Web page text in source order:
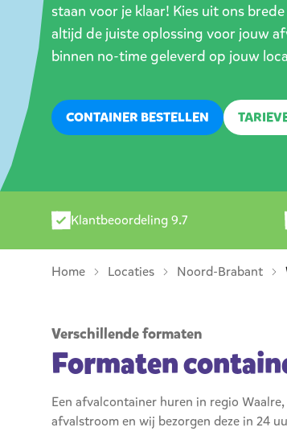
staan voor je klaar! Kies uit ons
altijd de juiste oplossing voor jouw
binnen no-time geleverd op jouw
CONTAINER BESTELLEN
Klantbeoordeling 9.7
Home Locaties Noord-Brabant
Verschillende formaten
Formaten
Een afvalcontainer huren in regio
afvalstroom en wij bezorgen deze in 24